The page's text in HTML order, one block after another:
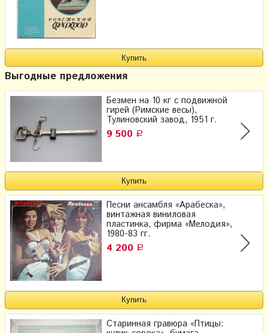
Выгодные предложения
Безмен на 10 кг с подвижной
гирей (Римские весы),
Тулиновский завод, 1951 г.
9 500 Р
Песни ансамбля «Арабеска»,
винтажная виниловая
пластинка, фирма «Мелодия»,
1980-83 гг.
4 200 Р
Старинная гравюра «Птицы: